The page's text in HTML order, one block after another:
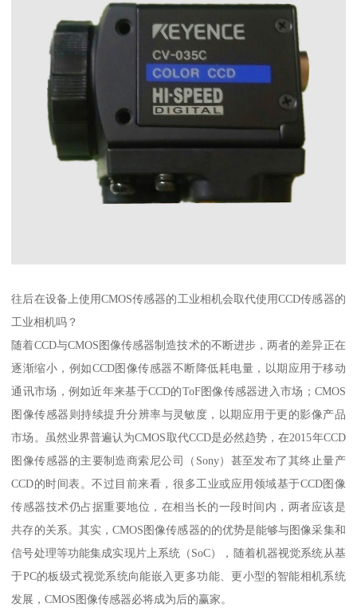
往后在设备上使用CMOS传感器的工业相机会取代使用CCD传感器的
工业相机吗？
随着CCD与CMOS图像传感器制造技术的不断进步，两者的差异正在
逐渐缩小，例如CCD图像传感器不断降低耗电量，以期应用于移动
通讯市场，例如近年来基于CCD的ToF图像传感器进入市场；CMOS
图像传感器则持续提升分辨率与灵敏度，以期应用于更的影像产品
市场。虽然业界普遍认为CMOS取代CCD是必然趋势，在2015年CCD
图像传感器的主要制造商索尼公司（Sony）甚至发布了其终止量产
CCD的时间表。不过目前来看，很多工业或应用领域基于CCD图像
传感器技术仍占据重要地位，在相当长的一段时间内，两者应该是
共存的关系。其实，CMOS图像传感器的的优势是能够与图像采集和
信号处理等功能集成实现片上系统（SoC），随着机器视觉系统从基
于PC的板级式视觉系统向能嵌入更多功能、更小型的智能相机系统
发展，CMOS图像传感器必将成为后的赢家。